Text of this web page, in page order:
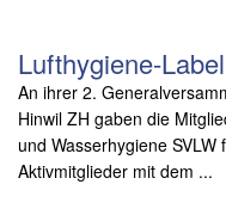
Lufthygiene-
An ihrer 2.
Hinwil ZH gaben die
und Wasserhygiene
Aktivmitglieder mit dem ...